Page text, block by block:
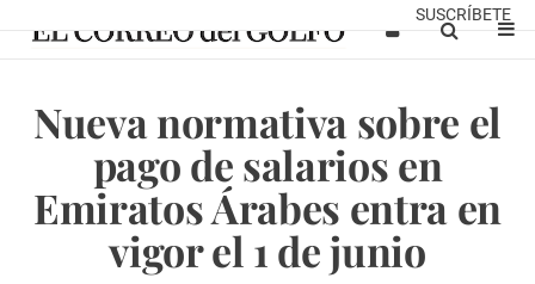
SUSCRÍBETE
Nueva normativa sobre el
pago de salarios en
Emiratos Árabes entra en
vigor el 1 de junio